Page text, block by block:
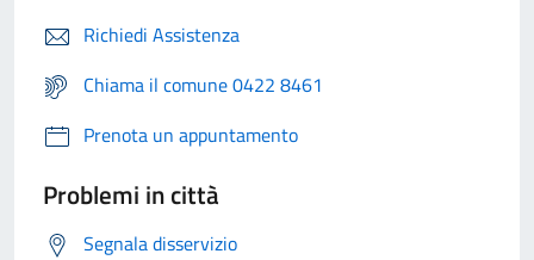
Richiedi Assistenza
Chiama il comune 0422 8461
Prenota un appuntamento
Problemi in città
Segnala disservizio